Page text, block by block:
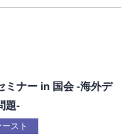
ミナー in 国会 -海外デ
題-
スト